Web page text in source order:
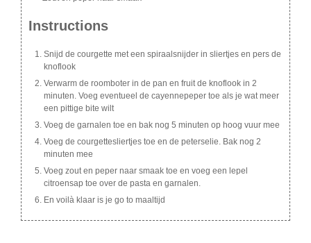
Instructions
Snijd de courgette met een spiraalsnijder in sliertjes en pers de
knoflook
Verwarm de roomboter in de pan en fruit de knoflook in 2
minuten. Voeg eventueel de cayennepeper toe als je wat meer
een pittige bite wilt
Voeg de garnalen toe en bak nog 5 minuten op hoog vuur mee
Voeg de courgettesliertjes toe en de peterselie. Bak nog 2
minuten mee
Voeg zout en peper naar smaak toe en voeg een lepel
citroensap toe over de pasta en garnalen.
En voilà klaar is je go to maaltijd